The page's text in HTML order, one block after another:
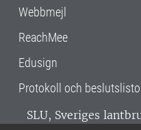
Webbmejl
ReachMee
Edusign
Protokoll och
SLU, Sveriges